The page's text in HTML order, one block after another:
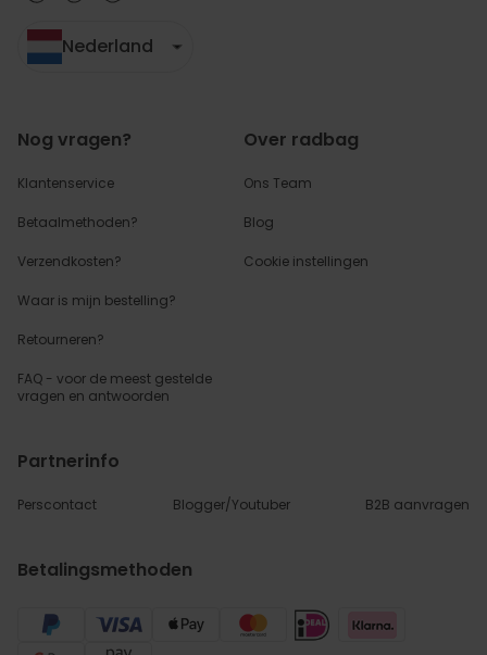
Nederland
Nog vragen?
Klantenservice
Betaalmethoden?
Verzendkosten?
Waar is mijn bestelling?
Retourneren?
FAQ - voor de meest gestelde
vragen en antwoorden
Over radbag
Ons Team
Blog
Cookie instellingen
Partnerinfo
Perscontact Blogger/Youtuber B2B aanvragen
Betalingsmethoden